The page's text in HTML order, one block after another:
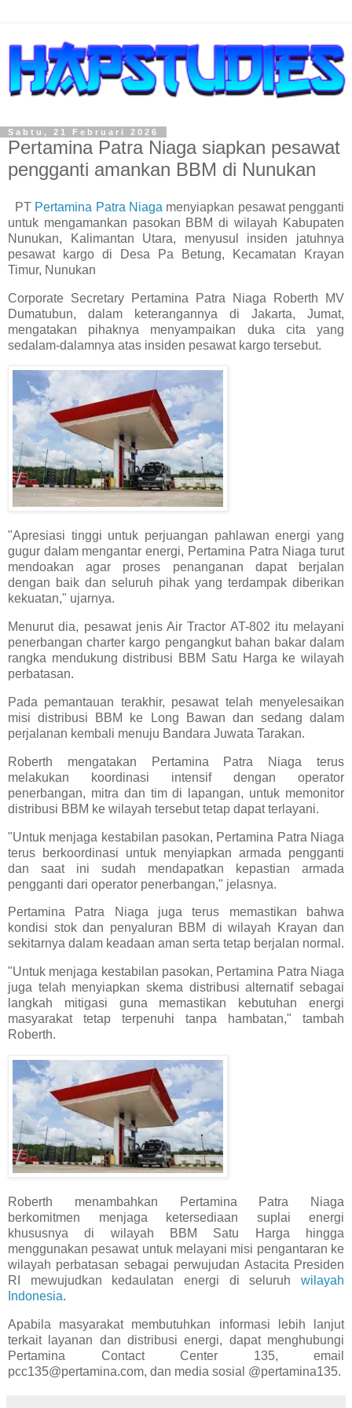
Sabtu, 21 Februari 2026
Pertamina Patra Niaga siapkan pesawat
pengganti amankan BBM di Nunukan
PT Pertamina Patra Niaga menyiapkan pesawat pengganti
untuk mengamankan pasokan BBM di wilayah Kabupaten
Nunukan, Kalimantan Utara, menyusul insiden jatuhnya
pesawat kargo di Desa Pa Betung, Kecamatan Krayan
Timur, Nunukan
Corporate Secretary Pertamina Patra Niaga Roberth MV
Dumatubun, dalam keterangannya di Jakarta, Jumat,
mengatakan pihaknya menyampaikan duka cita yang
sedalam-dalamnya atas insiden pesawat kargo tersebut.
"Apresiasi tinggi untuk perjuangan pahlawan energi yang
gugur dalam mengantar energi, Pertamina Patra Niaga turut
mendoakan agar proses penanganan dapat berjalan
dengan baik dan seluruh pihak yang terdampak diberikan
kekuatan," ujarnya.
Menurut dia, pesawat jenis Air Tractor AT-802 itu melayani
penerbangan charter kargo pengangkut bahan bakar dalam
rangka mendukung distribusi BBM Satu Harga ke wilayah
perbatasan.
Pada pemantauan terakhir, pesawat telah menyelesaikan
misi distribusi BBM ke Long Bawan dan sedang dalam
perjalanan kembali menuju Bandara Juwata Tarakan.
Roberth mengatakan Pertamina Patra Niaga terus
melakukan koordinasi intensif dengan operator
penerbangan, mitra dan tim di lapangan, untuk memonitor
distribusi BBM ke wilayah tersebut tetap dapat terlayani.
"Untuk menjaga kestabilan pasokan, Pertamina Patra Niaga
terus berkoordinasi untuk menyiapkan armada pengganti
dan saat ini sudah mendapatkan kepastian armada
pengganti dari operator penerbangan," jelasnya.
Pertamina Patra Niaga juga terus memastikan bahwa
kondisi stok dan penyaluran BBM di wilayah Krayan dan
sekitarnya dalam keadaan aman serta tetap berjalan normal.
"Untuk menjaga kestabilan pasokan, Pertamina Patra Niaga
juga telah menyiapkan skema distribusi alternatif sebagai
langkah mitigasi guna memastikan kebutuhan energi
masyarakat tetap terpenuhi tanpa hambatan," tambah
Roberth.
Roberth menambahkan Pertamina Patra Niaga
berkomitmen menjaga ketersediaan suplai energi
khususnya di wilayah BBM Satu Harga hingga
menggunakan pesawat untuk melayani misi pengantaran ke
wilayah perbatasan sebagai perwujudan Astacita Presiden
RI mewujudkan kedaulatan energi di seluruh wilayah
Indonesia.
Apabila masyarakat membutuhkan informasi lebih lanjut
terkait layanan dan distribusi energi, dapat menghubungi
Pertamina Contact Center 135, email
pcc135@pertamina.com, dan media sosial @pertamina135.